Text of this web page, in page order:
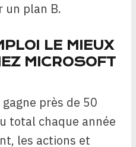
un plan B.
LE MIEUX
MICROSOFT
près de 50
total chaque année
les actions et